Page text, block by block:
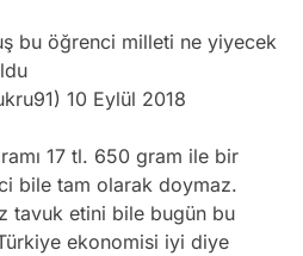
bu öğrenci milleti ne yiyecek
10 Eylül 2018
17 tl. 650 gram ile bir
bile tam olarak doymaz.
tavuk etini bile bugün bu
ekonomisi iyi diye